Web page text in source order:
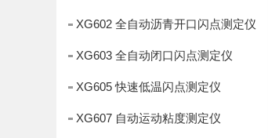
XG602 全自动沥青开口闪点测定仪
XG603 全自动闭口闪点测定仪
XG605 快速低温闪点测定仪
XG607 自动运动粘度测定仪